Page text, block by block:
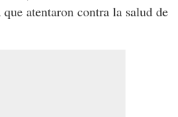
atentaron contra la salud de